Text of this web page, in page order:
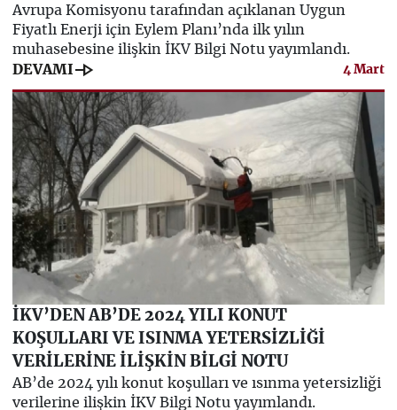
Avrupa Komisyonu tarafından açıklanan Uygun
Fiyatlı Enerji için Eylem Planı’nda ilk yılın
muhasebesine ilişkin İKV Bilgi Notu yayımlandı.
DEVAMI line_end_arrow 4 Mart
İKV’DEN AB’DE 2024 YILI KONUT
KOŞULLARI VE ISINMA YETERSİZLİĞİ
VERİLERİNE İLİŞKİN BİLGİ NOTU
AB’de 2024 yılı konut koşulları ve ısınma yetersizliği
verilerine ilişkin İKV Bilgi Notu yayımlandı.